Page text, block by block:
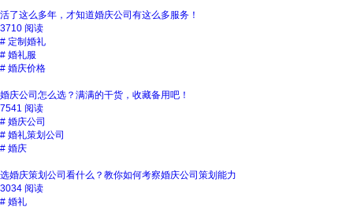
活了这么多年，才知道婚庆公司有这么多服务！
3710 阅读
# 定制婚礼
# 婚礼服
# 婚庆价格
婚庆公司怎么选？满满的干货，收藏备用吧！
7541 阅读
# 婚庆公司
# 婚礼策划公司
# 婚庆
选婚庆策划公司看什么？教你如何考察婚庆公司策划能力
3034 阅读
# 婚礼